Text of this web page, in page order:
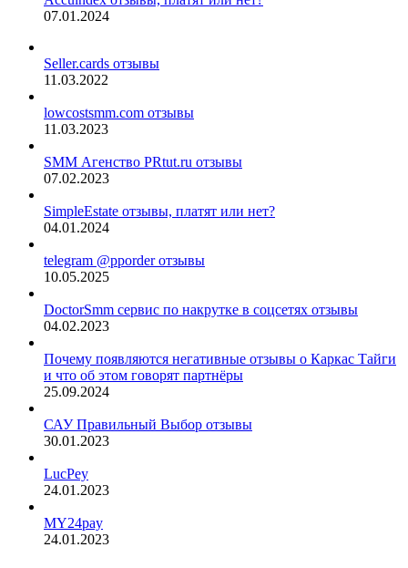
07.01.2024
Seller.cards отзывы
11.03.2022
lowcostsmm.com отзывы
11.03.2023
SMM Агенство PRtut.ru отзывы
07.02.2023
SimpleEstate отзывы, платят или нет?
04.01.2024
telegram @pporder отзывы
10.05.2025
DoctorSmm сервис по накрутке в соцсетях отзывы
04.02.2023
Почему появляются негативные отзывы о Каркас Тайги
и что об этом говорят партнёры
25.09.2024
САУ Правильный Выбор отзывы
30.01.2023
LucPey
24.01.2023
MY24pay
24.01.2023